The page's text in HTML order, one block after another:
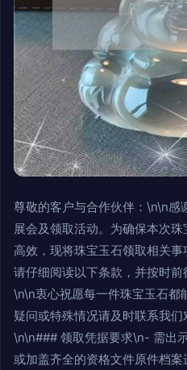
尊敬的客户与合作伙伴：\n\n感
展会及领取活动。为确保本次珠
高效，现将珠宝玉石领取相关事
请仔细阅读以下条款，并按时前
\n\n衷心祝愿每一件珠宝玉石都
疑问或特殊情况请及时联系我们
\n\n### 领取凭据要求\n- 需出
或加盖齐全的资格文件原件档